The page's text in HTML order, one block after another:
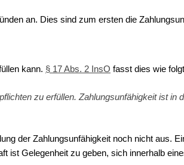
an. Dies sind zum ersten die
kann. § 17 Abs. 2 InsO fasst dies wie
zu erfüllen. Zahlungsunfähigkeit ist in
der Zahlungsunfähigkeit noch nicht aus.
ist Gelegenheit zu geben, sich innerhalb